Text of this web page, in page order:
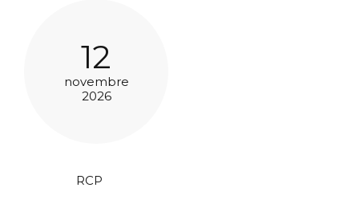
12
novembre
2026
RCP